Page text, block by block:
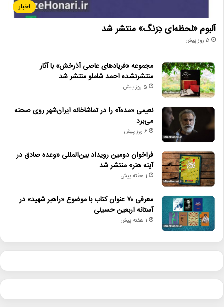
اخبار
آلبوم «لحظه‌ای دِرَنگ» منتشر شد
5 روز پیش
مجموعه «فریادهای عاصی آذرخش» با آثار
منتشرنشده احمد شاملو منتشر شد
5 روز پیش
نعیمی «مده‌آ» را در تماشاخانه ایران‌شهر روی صحنه
می‌برد
6 روز پیش
فراخوان دومین رویداد بین‌المللی «وعده صادق در
آینه هنر» منتشر شد
1 هفته پیش
معرفی ۷۰ عنوان کتاب با موضوع «راهبر شهید» در
آستانه اربعین حسینی
1 هفته پیش